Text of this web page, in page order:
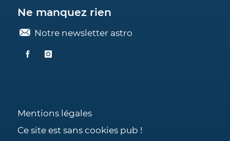
Ne manquez rien
Notre newsletter astro
Mentions légales
Ce site est sans cookies pub !